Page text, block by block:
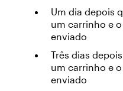
Um dia depois
um carrinho e
enviado
Três dias
um carrinho e
enviado